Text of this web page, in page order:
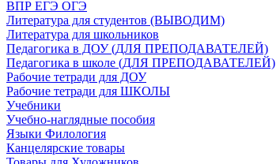
ВПР ЕГЭ ОГЭ
Литература для студентов (ВЫВОДИМ)
Литература для школьников
Педагогика в ДОУ (ДЛЯ ПРЕПОДАВАТЕЛЕЙ)
Педагогика в школе (ДЛЯ ПРЕПОДАВАТЕЛЕЙ)
Рабочие тетради для ДОУ
Рабочие тетради для ШКОЛЫ
Учебники
Учебно-наглядные пособия
Языки Филология
Канцелярские товары